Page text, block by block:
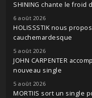
SHINING chante le
6 août 2026
HOLISSSTIK nous
cauchemardesque
5 août 2026
JOHN CARPENTER
nouveau single
5 août 2026
MORTIIS sort un single